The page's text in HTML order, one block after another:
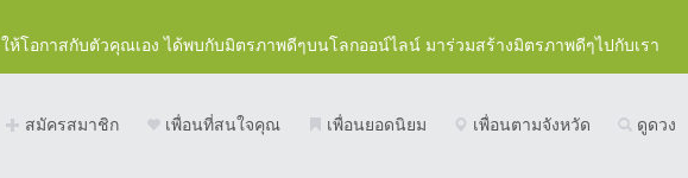
ให้โอกาสกับตัวคุณเอง ได้พบกับมิตรภาพดีๆบนโลกออน์ไลน์ มาร่วมสร้างมิตรภาพดีๆไปกับเรา
สมัครสมาชิก เพื่อนที่สนใจคุณ เพื่อนยอดนิยม เพื่อนตามจังหวัด ดูดวง